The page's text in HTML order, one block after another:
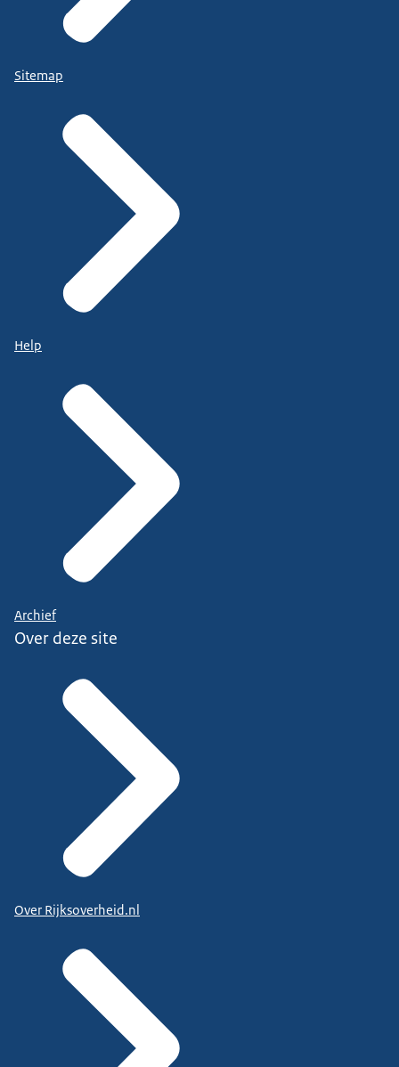
Sitemap
Help
Archief
Over deze site
Over Rijksoverheid.nl